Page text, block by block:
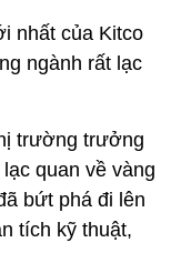
nhất của Kitco
ngành rất lạc
trường trưởng
quan về vàng
bứt phá đi lên
tích kỹ thuật,